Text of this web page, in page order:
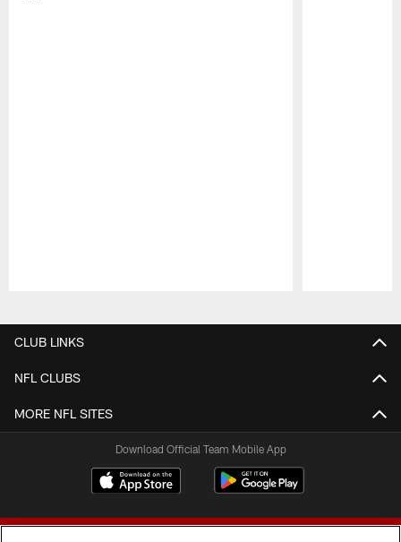
CLUB LINKS
NFL CLUBS
MORE NFL SITES
Download Official Team Mobile App